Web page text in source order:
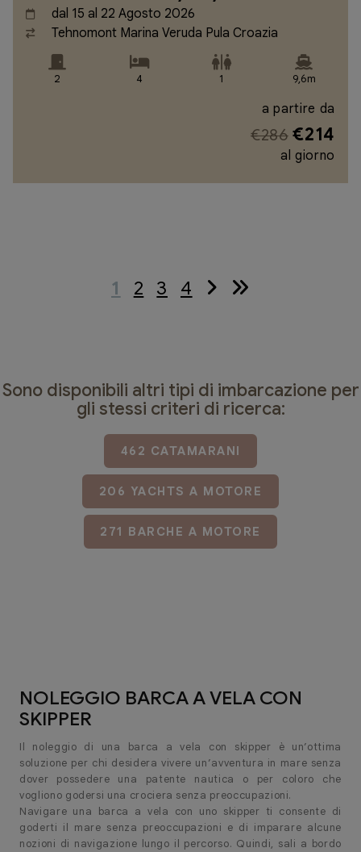
dal 15 al 22 Agosto 2026
Tehnomont Marina Veruda Pula Croazia
2 4 1 9,6m
a partire da
€286 €214
al giorno
1 2 3 4
Sono disponibili altri tipi di imbarcazione per
gli stessi criteri di ricerca:
462 CATAMARANI
206 YACHTS A MOTORE
271 BARCHE A MOTORE
NOLEGGIO BARCA A VELA CON
SKIPPER
Il noleggio di una barca a vela con skipper è un’ottima
soluzione per chi desidera vivere un’avventura in mare senza
dover possedere una patente nautica o per coloro che
vogliono godersi una crociera senza preoccupazioni.
Navigare una barca a vela con uno skipper ti consente di
goderti il mare senza preoccupazioni e di imparare alcune
nozioni di navigazione lungo il percorso. Quindi, sali a bordo